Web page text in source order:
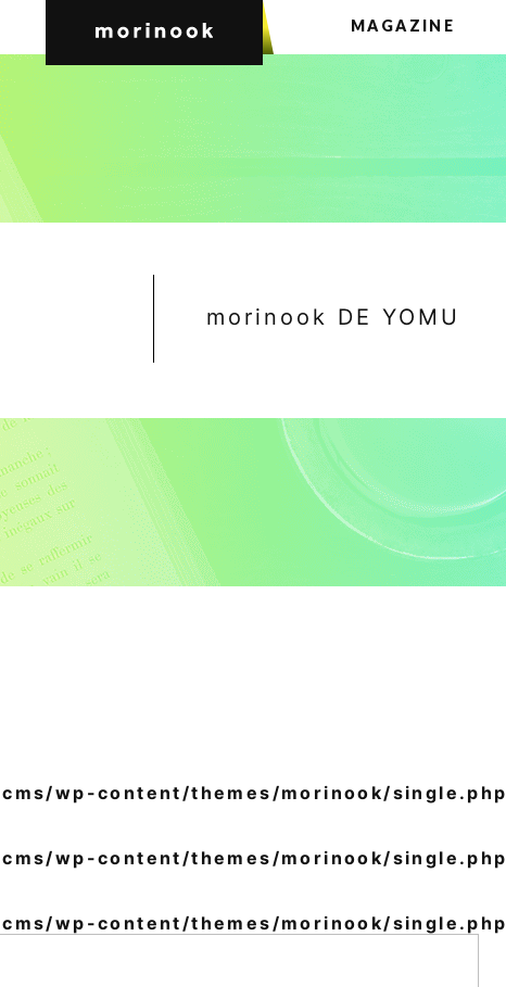
MAGAZINE
morinook DE YOMU
wp-content/themes/morinook/single.php
wp-content/themes/morinook/single.php
wp-content/themes/morinook/single.php